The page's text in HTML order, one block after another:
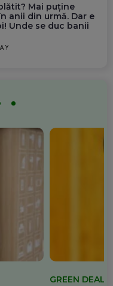
Mai puține
anii din urmă. Dar e
Unde se duc banii
GREEN DEAL